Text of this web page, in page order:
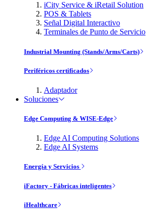
iCity Service & iRetail Solution
POS & Tablets
Señal Digital Interactivo
Terminales de Punto de Servicio
Industrial Mounting (Stands/Arms/Carts)
Periféricos certificados
Adaptador
Soluciones
Edge Computing & WISE-Edge
Edge AI Computing Solutions
Edge AI Systems
Energía y Servicios
iFactory - Fábricas inteligentes
iHealthcare